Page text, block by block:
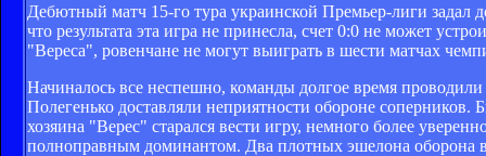
Дебютный матч 15-го тура украинской Премьер-лиги задал
что результата эта игра не принесла, счет 0:0 не может
"Вереса", ровенчане не могут выиграть в шести матчах
Начиналось все неспешно, команды долгое время
Полегенько доставляли неприятности обороне
хозяина "Верес" старался вести игру, немного более
полноправным доминантом. Два плотных эшелона оборона